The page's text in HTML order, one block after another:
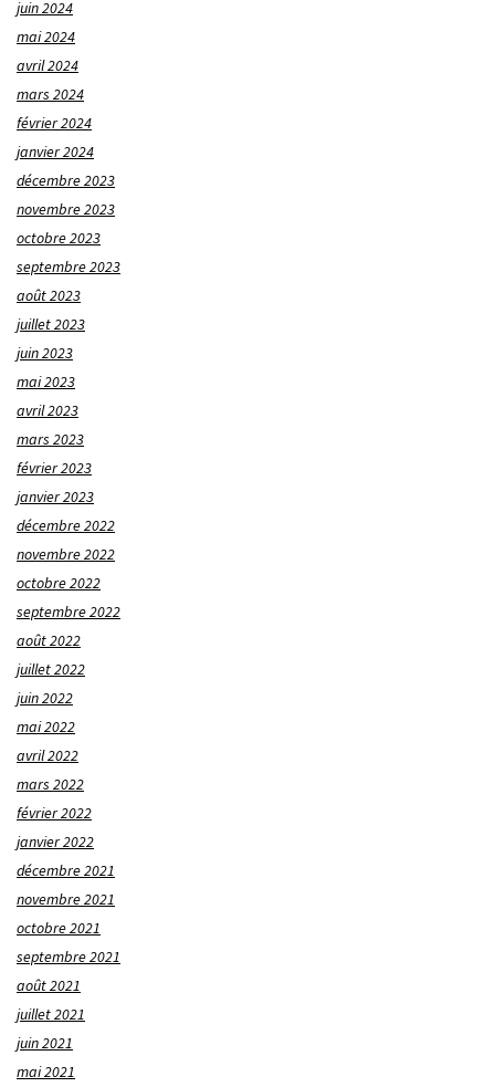
juin 2024
mai 2024
avril 2024
mars 2024
février 2024
janvier 2024
décembre 2023
novembre 2023
octobre 2023
septembre 2023
août 2023
juillet 2023
juin 2023
mai 2023
avril 2023
mars 2023
février 2023
janvier 2023
décembre 2022
novembre 2022
octobre 2022
septembre 2022
août 2022
juillet 2022
juin 2022
mai 2022
avril 2022
mars 2022
février 2022
janvier 2022
décembre 2021
novembre 2021
octobre 2021
septembre 2021
août 2021
juillet 2021
juin 2021
mai 2021